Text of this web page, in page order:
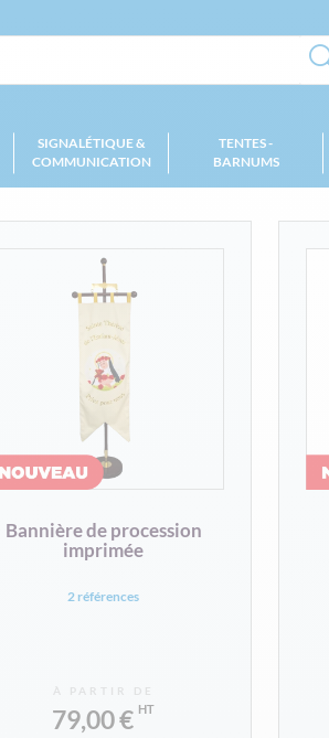
SIGNALÉTIQUE &
COMMUNICATION
TENTES -
BARNUMS
Bannière de procession
imprimée
2 références
À PARTIR DE
79,00 €